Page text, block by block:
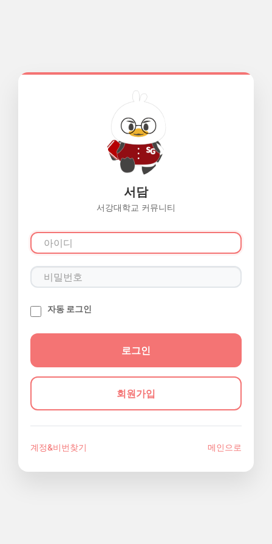
서담
서강대학교 커뮤니티
자동 로그인
회원가입
계정&비번찾기 메인으로